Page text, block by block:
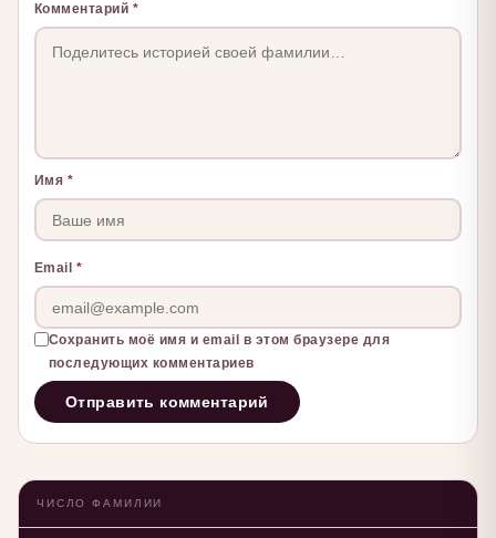
Комментарий *
Имя *
Email *
Сохранить моё имя и email в этом браузере для
последующих комментариев
ЧИСЛО ФАМИЛИИ